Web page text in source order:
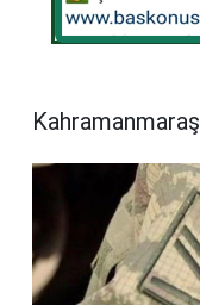
Kahramanmaraş